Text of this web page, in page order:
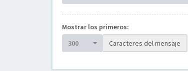
Mostrar los primeros:
300
Caracteres del mensaje